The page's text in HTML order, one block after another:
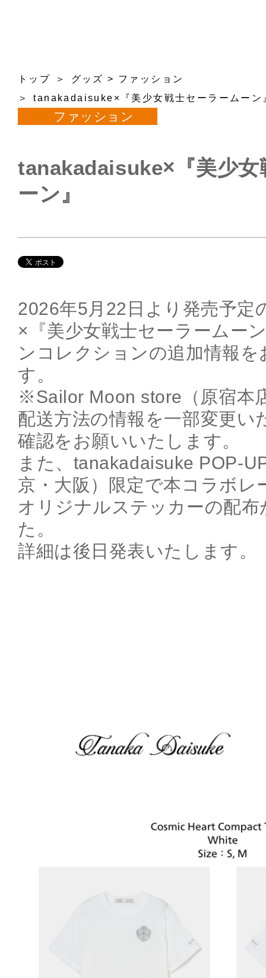
トップ グッズ > ファッション
tanakadaisuke×『美少女戦士セーラームーン
ファッション
tanakadaisuke×『美少女
ーン』
2026年5月22日より発売予定
×『美少女戦士セーラームー
ンコレクションの追加情報
す。
※Sailor Moon store（原宿本
配送方法の情報を一部変更い
確認をお願いいたします。
また、tanakadaisuke POP-
京・大阪）限定で本コラボレ
オリジナルステッカーの配
た。
詳細は後日発表いたします。